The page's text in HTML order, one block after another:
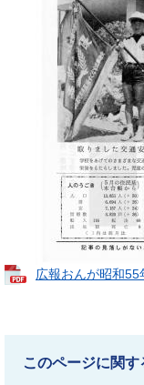
広報おんが昭和
このページに関